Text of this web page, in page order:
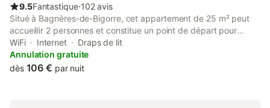
9.5Fantastique⋅102 avis
Situé à Bagnères-de-Bigorre, cet appartement de 25 m² peut
accueillir 2 personnes et constitue un point de départ pour
explorer les Hautes-Pyrénées. La propriété se trouve à 300 m
du centre-ville et à 700 m de la gare, offrant une position
pratique pour les visites urbaines comme pour les excursions en
WiFi Internet
Draps de lit
Annulation gratuite
dès 106 € par nuit